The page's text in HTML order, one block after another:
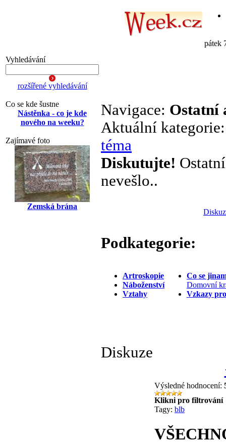
pátek
Vyhledávání
rozšířené vyhledávání
Co se kde šustne
Nástěnka - co je kde
nového na weeku?
Zajímavé foto
Zemská brána
Navigace: Ostatní
Aktuální
téma
Diskutujte!
nevešlo..
Podkategorie:
Artroskopie
Náboženství
Vztahy
Co se
Domovní
Vzkazy
Diskuze
Výsledné hodnocení:
Klikni pro filtrování
Tagy: blb